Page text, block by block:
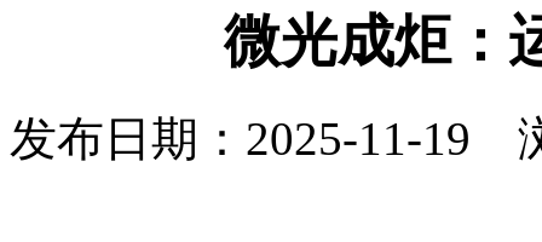
微光成炬：
发布日期：2025-11-19